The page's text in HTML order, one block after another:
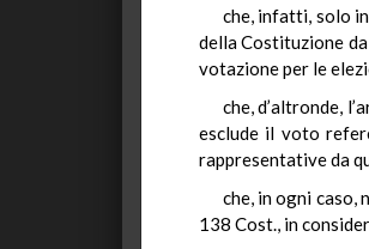
che, infatti, solo
della Costituzione
votazione per le
che, d’altronde,
esclude il voto
rappresentative da
che, in ogni caso,
138 Cost., in